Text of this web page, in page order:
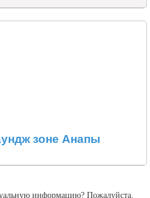
зоне Анапы
информацию? Пожалуйста,